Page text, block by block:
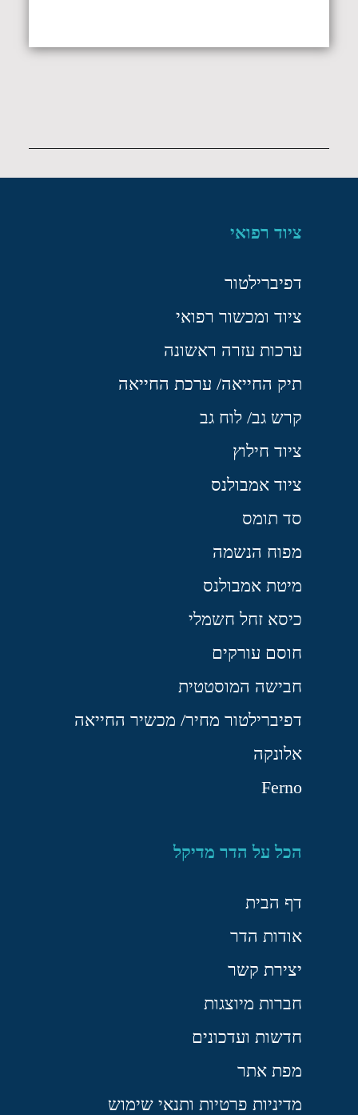
ציוד רפואי
דפיברילטור
ציוד ומכשור רפואי
ערכות עזרה ראשונה
תיק החייאה/ ערכת החייאה
קרש גב/ לוח גב
ציוד חילוץ
ציוד אמבולנס
סד תומס
מפוח הנשמה
מיטת אמבולנס
כיסא זחל חשמלי
חוסם עורקים
חבישה המוסטטית
דפיברילטור מחיר/ מכשיר החייאה
אלונקה
Ferno
הכל על הדר מדיקל
דף הבית
אודות הדר
יצירת קשר
חברות מיוצגות
חדשות ועדכונים
מפת אתר
מדיניות פרטיות ותנאי שימוש